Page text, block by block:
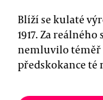
Blíží se kulaté
1917. Za
nemluvilo téměř
předskokance té